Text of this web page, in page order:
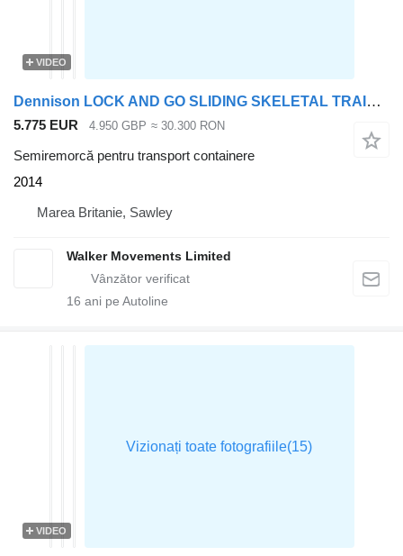
VIDEO
Dennison LOCK AND GO SLIDING SKELETAL TRAILER – 2014 – C384551
5.775 EUR 4.950 GBP ≈ 30.300 RON
Semiremorcă pentru transport containere
2014
Marea Britanie, Sawley
Walker Movements Limited
16 ani pe Autoline
VIDEO